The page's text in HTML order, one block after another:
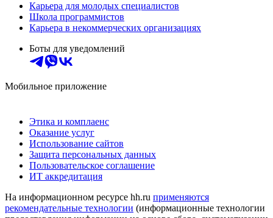
Карьера для молодых специалистов
Школа программистов
Карьера в некоммерческих организациях
Боты для уведомлений
Мобильное приложение
Этика и комплаенс
Оказание услуг
Использование сайтов
Защита персональных данных
Пользовательское соглашение
ИТ аккредитация
На информационном ресурсе hh.ru применяются
рекомендательные технологии (информационные технологии